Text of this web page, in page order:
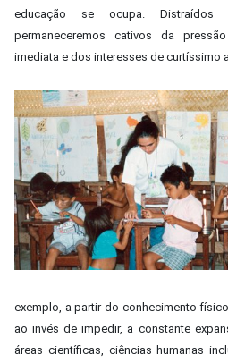
educação se ocupa.
permaneceremos cativos da
imediata e dos interesses de curtíssimo
exemplo, a partir do conhecimento
ao invés de impedir, a constante
áreas científicas, ciências humanas